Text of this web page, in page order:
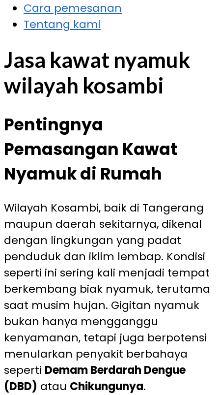
Cara pemesanan
Tentang kami
Jasa kawat nyamuk
wilayah kosambi
Pentingnya
Pemasangan Kawat
Nyamuk di Rumah
Wilayah Kosambi, baik di Tangerang
maupun daerah sekitarnya, dikenal
dengan lingkungan yang padat
penduduk dan iklim lembap. Kondisi
seperti ini sering kali menjadi tempat
berkembang biak nyamuk, terutama
saat musim hujan. Gigitan nyamuk
bukan hanya mengganggu
kenyamanan, tetapi juga berpotensi
menularkan penyakit berbahaya
seperti Demam Berdarah Dengue
(DBD) atau Chikungunya.